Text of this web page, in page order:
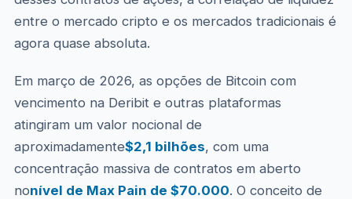
entre o mercado cripto e os mercados tradicionais é
agora quase absoluta.
Em março de 2026, as opções de Bitcoin com
vencimento na Deribit e outras plataformas
atingiram um valor nocional de
aproximadamente$2,1 bilhões, com uma
concentração massiva de contratos em aberto
nonível de Max Pain de $70.000. O conceito de